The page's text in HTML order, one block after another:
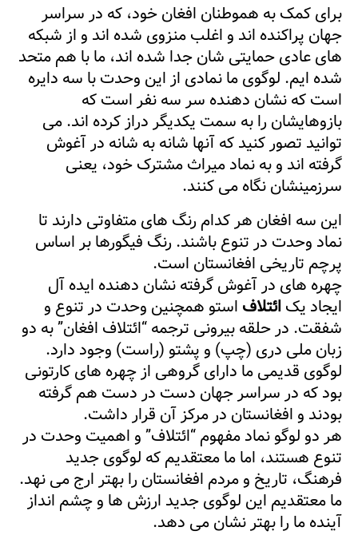
برای کمک به هموطنان افغان خود، که در سراسر
جهان پراکنده اند و اغلب منزوی شده اند و از شبکه
های عادی حمایتی شان جدا شده اند، ما با هم متحد
شده ایم. لوگوی ما نمادی از این وحدت با سه دایره
است که نشان دهنده سر سه نفر است که
بازوهایشان را به سمت یکدیگر دراز کرده اند. می
توانید تصور کنید که آنها شانه به شانه در آغوش
گرفته اند و به نماد میراث مشترک خود، یعنی
سرزمینشان نگاه می کنند.
این سه افغان هر کدام رنگ های متفاوتی دارند تا
نماد وحدت در تنوع باشند. رنگ فیگورها بر اساس
پرچم تاریخی افغانستان است.
چهره های در آغوش گرفته نشان دهنده ایده آل
ایجاد یک ائتلاف استو همچنین وحدت در تنوع و
شفقت. در حلقه بیرونی ترجمه “ائتلاف افغان” به دو
زبان ملی دری (چپ) و پشتو (راست) وجود دارد.
لوگوی قدیمی ما دارای گروهی از چهره های کارتونی
بود که در سراسر جهان دست در دست هم گرفته
بودند و افغانستان در مرکز آن قرار داشت.
هر دو لوگو نماد مفهوم “ائتلاف” و اهمیت وحدت در
تنوع هستند، اما ما معتقدیم که لوگوی جدید
فرهنگ، تاریخ و مردم افغانستان را بهتر ارج می نهد.
ما معتقدیم این لوگوی جدید ارزش ها و چشم انداز
آینده ما را بهتر نشان می دهد.